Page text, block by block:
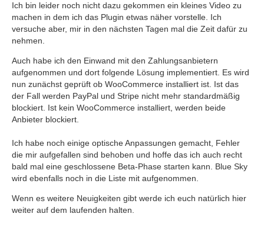
Ich bin leider noch nicht dazu gekommen ein kleines Video zu
machen in dem ich das Plugin etwas näher vorstelle. Ich
versuche aber, mir in den nächsten Tagen mal die Zeit dafür zu
nehmen.
Auch habe ich den Einwand mit den Zahlungsanbietern
aufgenommen und dort folgende Lösung implementiert. Es wird
nun zunächst geprüft ob WooCommerce installiert ist. Ist das
der Fall werden PayPal und Stripe nicht mehr standardmäßig
blockiert. Ist kein WooCommerce installiert, werden beide
Anbieter blockiert.
Ich habe noch einige optische Anpassungen gemacht, Fehler
die mir aufgefallen sind behoben und hoffe das ich auch recht
bald mal eine geschlossene Beta-Phase starten kann. Blue Sky
wird ebenfalls noch in die Liste mit aufgenommen.
Wenn es weitere Neuigkeiten gibt werde ich euch natürlich hier
weiter auf dem laufenden halten.